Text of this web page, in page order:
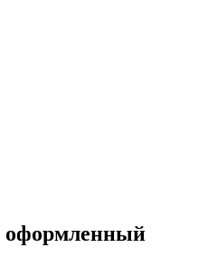
оформленный